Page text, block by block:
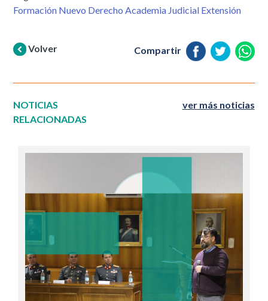
Formación Nuevo Derecho Academia Judicial Extensión
Volver Compartir
NOTICIAS
RELACIONADAS
ver más noticias